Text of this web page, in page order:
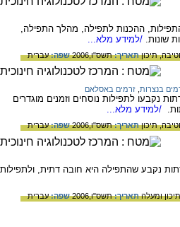
ההכנות לתפילה, מהלך התפילה,
שונות. /למידע מלא...
תיכוןתאריך:תשס"ו,2006 שפה:עברית
בנצרות זרמים באסלאם
נקבעו לתפילות נוסחים וזמנים מוגדרים
/למידע מלא...
תיכוןתאריך:תשס"ו,2006 שפה:עברית
נקבע שהתפילה היא חובה דתית, ולתפילות
ומעלהתאריך:תשס"ו,2006 שפה:עברית